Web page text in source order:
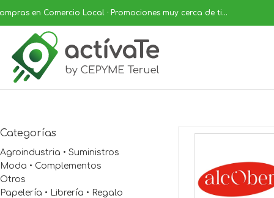
en Comercio Local · Promociones muy cerca de ti...
Categorías
Agroindustria • Suministros
Moda • Complementos
Otros
Papelería • Librería • Regalo